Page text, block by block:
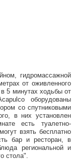
гидромассажной
от оживленного
5 минутах ходьбы от
оборудованы
со спутниковыми
в них установлен
есть туалетно-
взять бесплатно
бар и ресторан, в
региональной и
стола".